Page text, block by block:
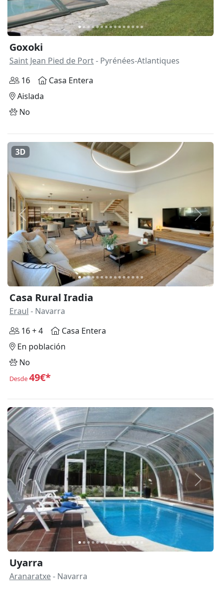
Goxoki
Saint Jean Pied de Port- Pyrénées-Atlantiques
16
Casa Entera
Aislada
No
Anterior
3D
Casa Rural Iradia
Eraul - Navarra
16 + 4
Casa Entera
En población
No
Desde49€*
Anterior
Uyarra
Aranaratxe- Navarra